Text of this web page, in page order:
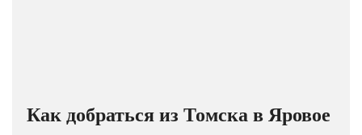
Как добраться из Томска в Яровое